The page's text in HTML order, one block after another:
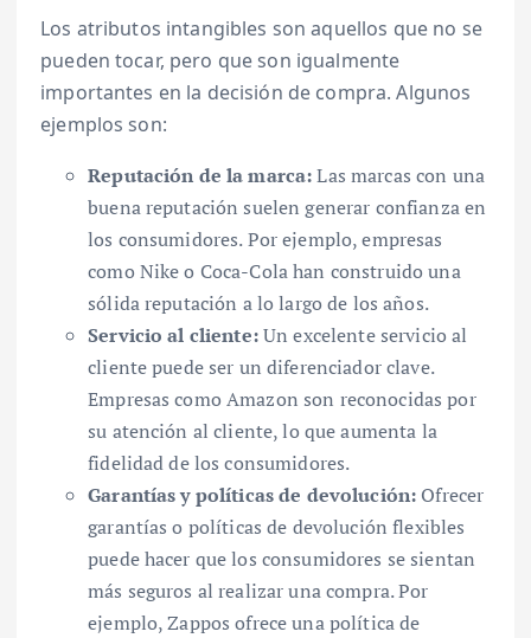
Los atributos intangibles son aquellos que no se
pueden tocar, pero que son igualmente
importantes en la decisión de compra. Algunos
ejemplos son:
Reputación de la marca:Las marcas con una
buena reputación suelen generar confianza en
los consumidores. Por ejemplo, empresas
como Nike o Coca-Cola han construido una
sólida reputación a lo largo de los años.
Servicio al cliente:Un excelente servicio al
cliente puede ser un diferenciador clave.
Empresas como Amazon son reconocidas por
su atención al cliente, lo que aumenta la
fidelidad de los consumidores.
Garantías y políticas de devolución: Ofrecer
garantías o políticas de devolución flexibles
puede hacer que los consumidores se sientan
más seguros al realizar una compra. Por
ejemplo, Zappos ofrece una política de